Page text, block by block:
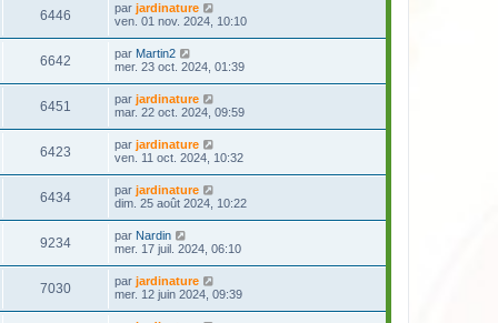
6446 par jardinature
ven. 01 nov. 2024, 10:10
6642 par Martin2
mer. 23 oct. 2024, 01:39
6451 par jardinature
mar. 22 oct. 2024, 09:59
6423 par jardinature
ven. 11 oct. 2024, 10:32
6434 par jardinature
dim. 25 août 2024, 10:22
9234 par Nardin
mer. 17 juil. 2024, 06:10
7030 par jardinature
mer. 12 juin 2024, 09:39